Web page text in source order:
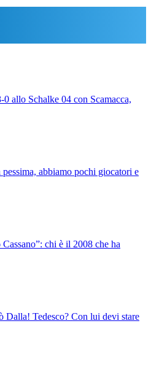
allo Schalke 04 con Scamacca,
abbiamo pochi giocatori e
chi è il 2008 che ha
Dalla! Tedesco? Con lui devi stare